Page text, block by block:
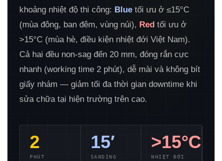
khoảng nhiệt độ thi công: Blue tối ưu ở ≤15°C
(mùa đông, ban đêm, vùng núi), Red tối ưu ở
>15°C (mùa hè, điều kiện nhiệt đới Việt Nam).
Cả hai đều non-sag đến 20 mm, đóng rắn cực
nhanh (working time 2 phút), dễ mài và không bít
giấy nhám — giảm tối đa thời gian downtime khi
sửa chữa tại hiện trường trên cao.
2
PHÚT
15′
SANDING
>15°C
NHIỆT ĐỚI